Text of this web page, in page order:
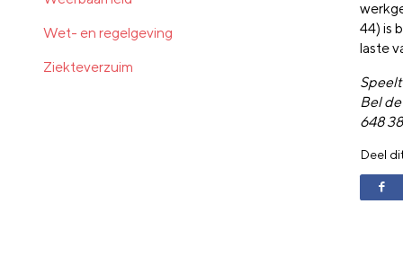
44) is
laste
Bel de
648
Deel
Wet- en regelgeving
Ziekteverzuim